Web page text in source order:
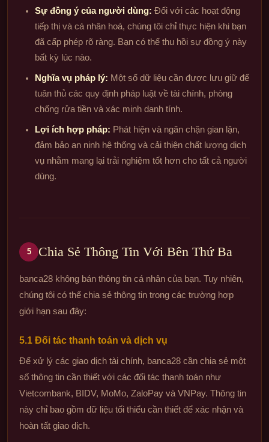
Sự đồng ý của người dùng: Đối với các hoạt động
tiếp thị và cá nhân hoá, chúng tôi chỉ thực hiện khi bạn
đã cấp phép rõ ràng. Bạn có thể thu hồi sự đồng ý này
bất kỳ lúc nào.
Nghĩa vụ pháp lý: Một số dữ liệu cần được lưu giữ để
tuân thủ các quy định pháp luật về tài chính, phòng
chống rửa tiền và xác minh danh tính.
Lợi ích hợp pháp: Phát hiện và ngăn chặn gian lận,
đảm bảo an ninh hệ thống và cải thiện chất lượng dịch
vụ nhằm mang lại trải nghiệm tốt hơn cho tất cả người
dùng.
5 Chia Sẻ Thông Tin Với Bên Thứ Ba
banca28 không bán thông tin cá nhân của bạn. Tuy nhiên,
chúng tôi có thể chia sẻ thông tin trong các trường hợp
giới hạn sau đây:
5.1 Đối tác thanh toán và dịch vụ
Để xử lý các giao dịch tài chính, banca28 cần chia sẻ một
số thông tin cần thiết với các đối tác thanh toán như
Vietcombank, BIDV, MoMo, ZaloPay và VNPay. Thông tin
này chỉ bao gồm dữ liệu tối thiểu cần thiết để xác nhận và
hoàn tất giao dịch.